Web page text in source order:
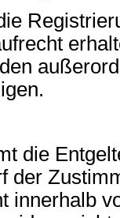
die
der
innerhalb